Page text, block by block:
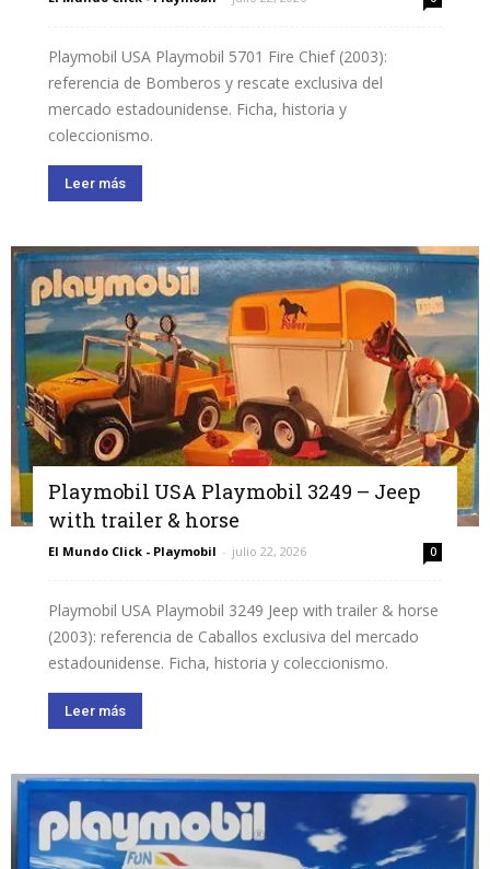
Playmobil USA Playmobil 5701 Fire Chief (2003):
referencia de Bomberos y rescate exclusiva del
mercado estadounidense. Ficha, historia y
coleccionismo.
Leer más
Playmobil USA Playmobil 3249 – Jeep
with trailer & horse
El Mundo Click - Playmobil - julio 22, 2026 0
Playmobil USA Playmobil 3249 Jeep with trailer & horse
(2003): referencia de Caballos exclusiva del mercado
estadounidense. Ficha, historia y coleccionismo.
Leer más